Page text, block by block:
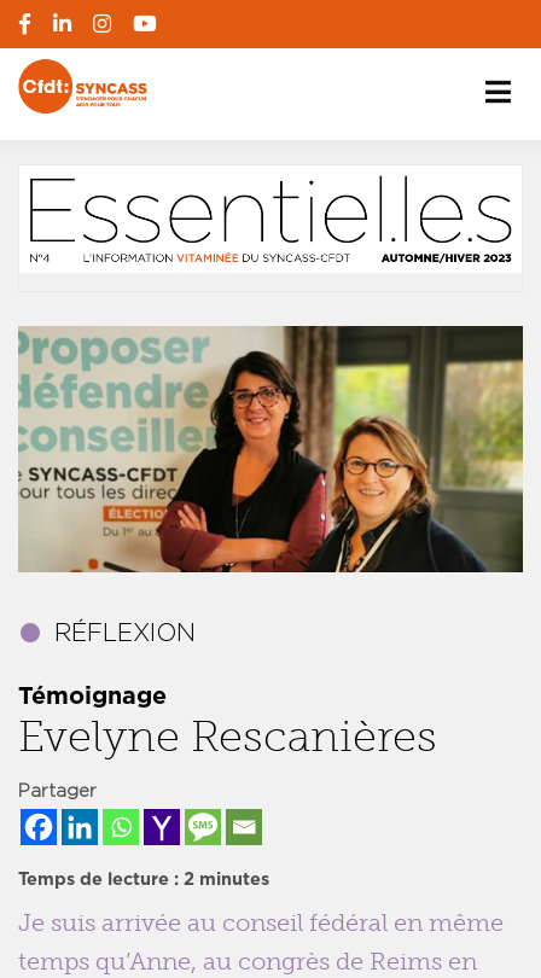
Témoignage
Evelyne Rescanières
Partager
Temps de lecture : 2 minutes
Je suis arrivée au conseil fédéral en même
temps qu’Anne, au congrès de Reims en